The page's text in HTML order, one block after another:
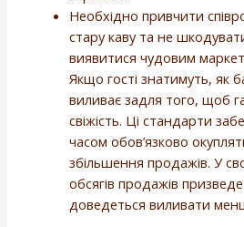
Необхідно привчити
стару каву та не
виявитися чудовим
Якщо гості знатимуть, як
виливає задля того, щоб
свіжість. Ці стандарти
часом обов’язково
збільшення продажів. У
обсягів продажів
доведеться виливати